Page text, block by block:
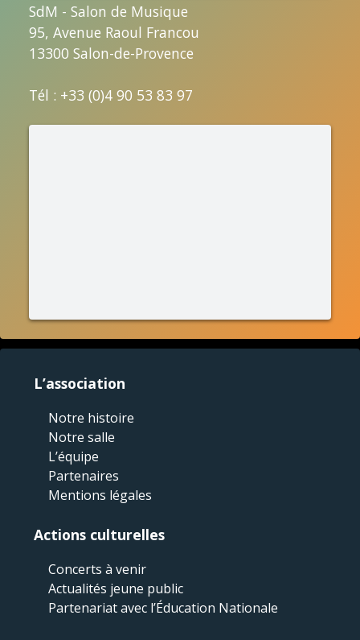
SdM - Salon de Musique
95, Avenue Raoul Francou
13300 Salon-de-Provence
Tél : +33 (0)4 90 53 83 97
L’association
Notre histoire
Notre salle
L’équipe
Partenaires
Mentions légales
Actions culturelles
Concerts à venir
Actualités jeune public
Partenariat avec l’Éducation Nationale